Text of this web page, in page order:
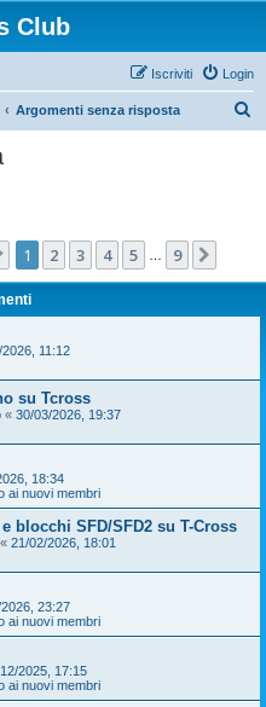
Club
Login
Iscriviti
Argomenti senza risposta
Pagina di
1 2 3 4 5 9
2026, 11:12
su Tcross
« 30/03/2026, 19:37
18:34
ai nuovi membri
blocchi SFD/SFD2 su T-Cross
« 21/02/2026, 18:01
23:27
ai nuovi membri
2025, 17:15
ai nuovi membri